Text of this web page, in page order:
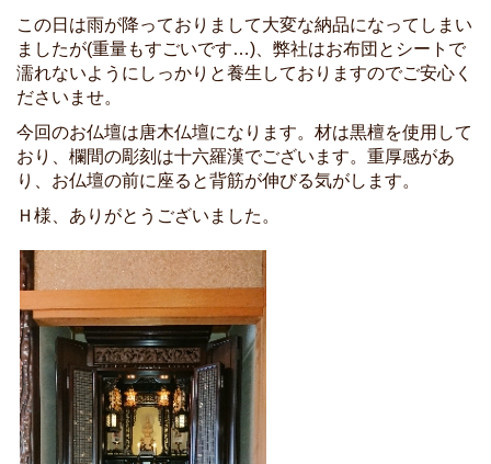
この日は雨が降っておりまして大変な納品になってしまい
ましたが(重量もすごいです…)、弊社はお布団とシートで
濡れないようにしっかりと養生しておりますのでご安心く
ださいませ。
今回のお仏壇は唐木仏壇になります。材は黒檀を使用して
おり、欄間の彫刻は十六羅漢でございます。重厚感があ
り、お仏壇の前に座ると背筋が伸びる気がします。
Ｈ様、ありがとうございました。